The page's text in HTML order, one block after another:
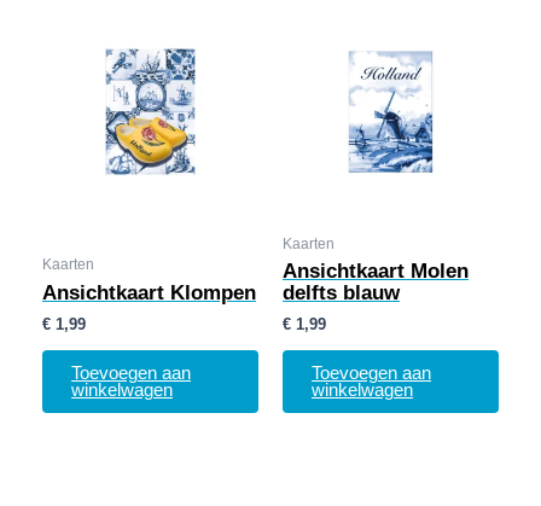
Kaarten
Ansichtkaart Klompen
€ 1,99
Toevoegen aan
winkelwagen
Kaarten
Ansichtkaart Molen
delfts blauw
€ 1,99
Toevoegen aan
winkelwagen